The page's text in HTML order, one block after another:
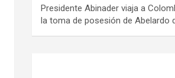
Presidente Abinader viaja a
la toma de posesión de Abelardo